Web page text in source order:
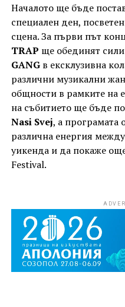
Началото ще бъде
специален ден,
сцена. За първи път
TRAP ще обединят
GANGв ексклузивна
различни музикални
общности в рамките на
на събитието ще бъде
Nasi Svej, а програмата
различна енергия
уикенда и да покаже
Festival.